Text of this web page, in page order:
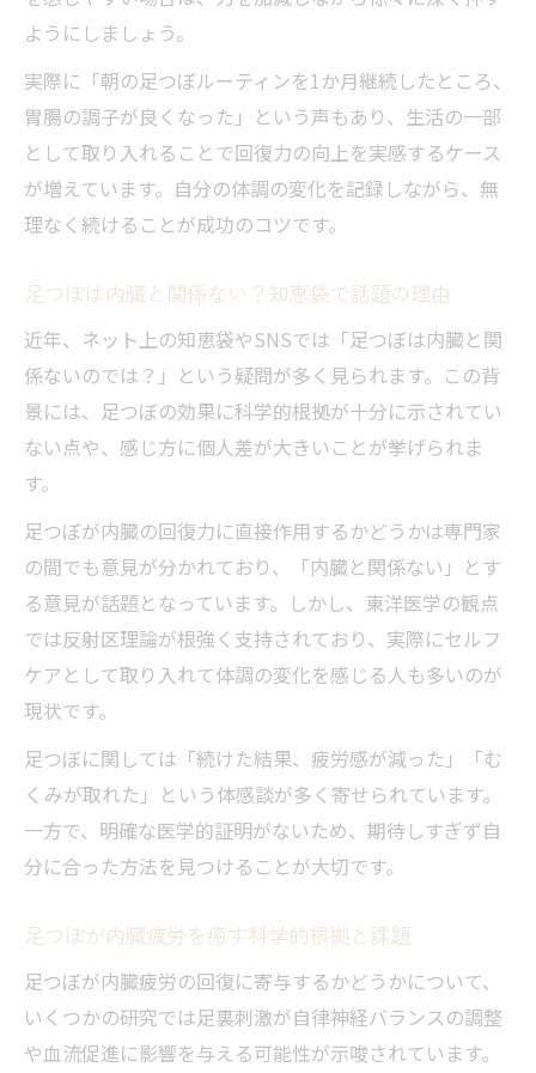
内臓回復のために足つぼが役立つ理由を探求
内臓機能改善と足つぼの関係を深掘り解説
足つぼと内臓回復力の相互作用とは何か
足つぼ内臓関係ない？経験談から探る真実
足つぼで得る内臓リセット体験のポイント
ようにしましょう。
実際に「朝の足つぼルーティンを1か月継続したところ、
胃腸の調子が良くなった」という声もあり、生活の一部
として取り入れることで回復力の向上を実感するケース
が増えています。自分の体調の変化を記録しながら、無
理なく続けることが成功のコツです。
足つぼは内臓と関係ない？知恵袋で話題の理由
近年、ネット上の知恵袋やSNSでは「足つぼは内臓と関
係ないのでは？」という疑問が多く見られます。この背
景には、足つぼの効果に科学的根拠が十分に示されてい
ない点や、感じ方に個人差が大きいことが挙げられま
す。
足つぼが内臓の回復力に直接作用するかどうかは専門家
の間でも意見が分かれており、「内臓と関係ない」とす
る意見が話題となっています。しかし、東洋医学の観点
では反射区理論が根強く支持されており、実際にセルフ
ケアとして取り入れて体調の変化を感じる人も多いのが
現状です。
足つぼに関しては「続けた結果、疲労感が減った」「む
くみが取れた」という体感談が多く寄せられています。
一方で、明確な医学的証明がないため、期待しすぎず自
分に合った方法を見つけることが大切です。
足つぼが内臓疲労を癒す科学的根拠と課題
足つぼが内臓疲労の回復に寄与するかどうかについて、
いくつかの研究では足裏刺激が自律神経バランスの調整
や血流促進に影響を与える可能性が示唆されています。